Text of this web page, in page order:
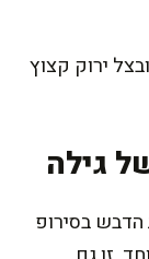
ירוק קצוץ
גילה
בסירופ